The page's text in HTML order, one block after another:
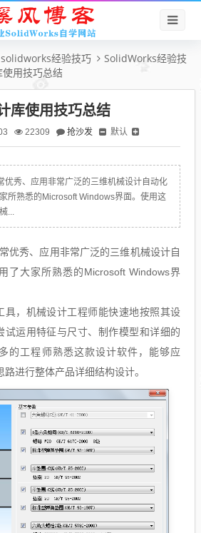
solidworks经验技巧
SolidWorks经验技
用技巧总结
库使用技巧总结
22309 抢沙发 默认
优秀、应用非常广泛的三维机械设计自动化
所熟悉的Microsoft Windows界面。使用这
...
优秀、应用非常广泛的三维机械设计自
了大家所熟悉的Microsoft Windows界
具，机械设计工程师能快速地按照其设
试运用特征与尺寸、制作模型和详细的
的工程师熟悉这款设计软件，能够应
进行整体产品详细结构设计。